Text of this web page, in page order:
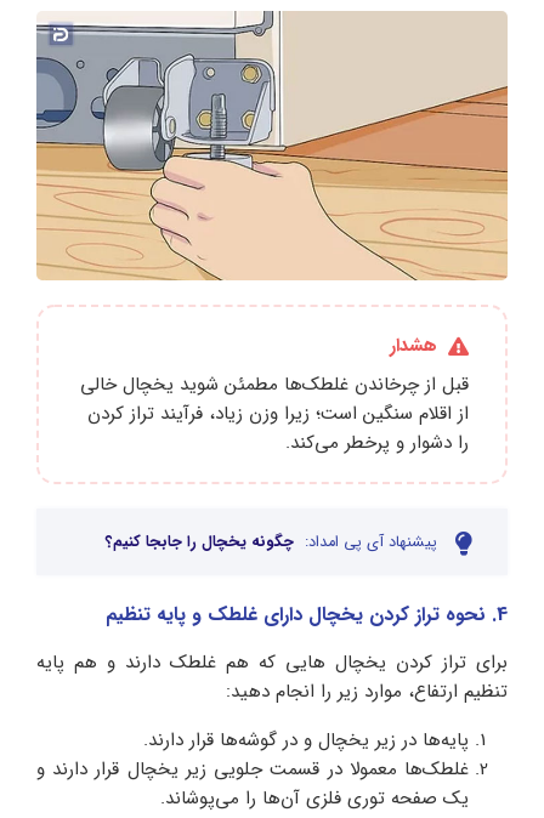
هشدار
قبل از چرخاندن غلطک‌ها مطمئن شوید یخچال خالی
از اقلام سنگین است؛ زیرا وزن زیاد، فرآیند تراز کردن
را دشوار و پرخطر می‌کند.
پیشنهاد آی پی امداد: چگونه یخچال را جابجا کنیم؟
4. نحوه تراز کردن یخچال دارای غلطک و پایه تنظیم
برای تراز کردن یخچال هایی که هم غلطک دارند و هم پایه
تنظیم ارتفاع، موارد زیر را انجام دهید:
پایه‌ها در زیر یخچال و در گوشه‌ها قرار دارند.
غلطک‌ها معمولا در قسمت جلویی زیر یخچال قرار دارند و
یک صفحه توری فلزی آن‌ها را می‌پوشاند.